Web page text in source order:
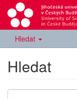
Hledat
Hledat